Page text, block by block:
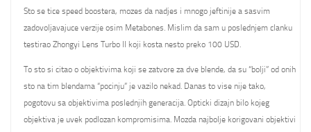
Sto se tice speed boostera, mozes da nadjes i mnogo jeftinije a sasvim
zadovoljavajuce verzije osim Metabones. Mislim da sam u poslednjem clanku
testirao Zhongyi Lens Turbo II koji kosta nesto preko 100 USD.
To sto si citao o objektivima koji se zatvore za dve blende, da su “bolji” od onih
sto na tim blendama “pocinju” je vazilo nekad. Danas to vise nije tako,
pogotovu sa objektivima poslednjih generacija. Opticki dizajn bilo kojeg
objektiva je uvek podlozan kompromisima. Mozda najbolje korigovani objektivi